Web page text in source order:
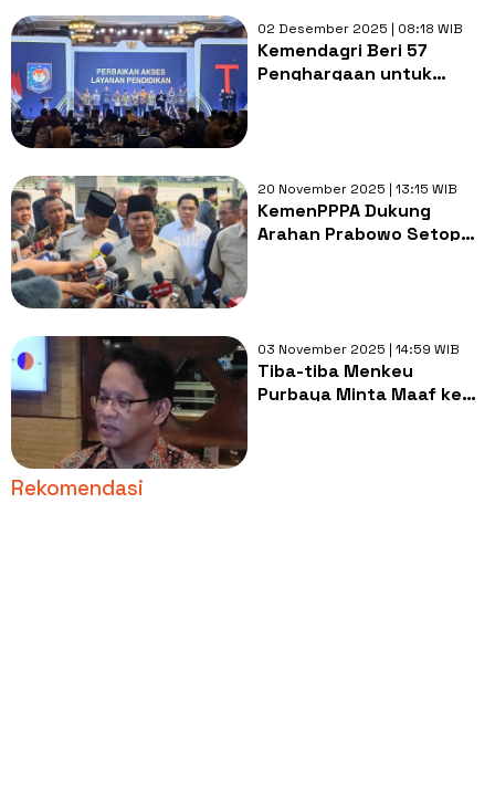
02 Desember 2025 | 08:18 WIB
Kemendagri Beri 57
Penghargaan untuk
20 November 2025 | 13:15 WIB
KemenPPPA Dukung
Arahan Prabowo Setop
03 November 2025 | 14:59 WIB
Tiba-tiba Menkeu
Purbaya Minta Maaf ke
Rekomendasi